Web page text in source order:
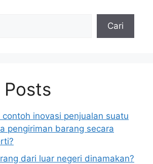
Cari
Posts
inovasi penjualan suatu
pengiriman barang secara
dari luar negeri dinamakan?